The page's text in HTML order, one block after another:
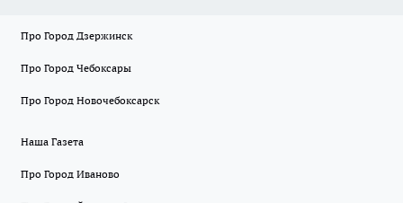
Про Город Дзержинск
Про Город Чебоксары
Про Город Новочебоксарск
Наша Газета
Про Город Иваново